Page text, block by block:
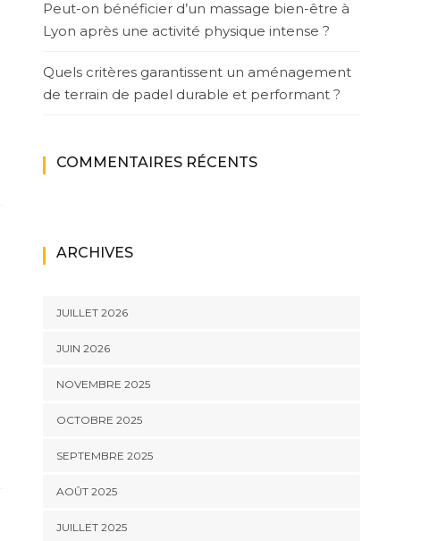
Peut-on bénéficier d’un massage bien-être à
Lyon après une activité physique intense ?
Quels critères garantissent un aménagement
de terrain de padel durable et performant ?
COMMENTAIRES RÉCENTS
ARCHIVES
JUILLET 2026
JUIN 2026
NOVEMBRE 2025
OCTOBRE 2025
SEPTEMBRE 2025
AOÛT 2025
JUILLET 2025